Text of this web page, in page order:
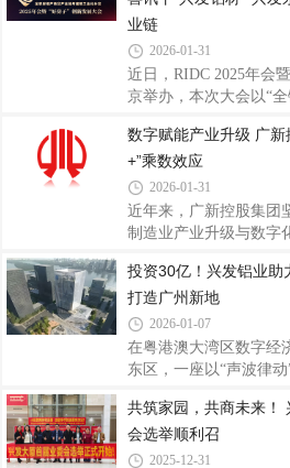
筑牢管理根基、凝聚发
度融入国民经济的各个
航天不可或缺的基础原
多功能性。然而，这种
质金属存在的，其生产
属：铝的诞生三部曲纯
为铝土矿的沉积岩。自
来，全球铝土矿资源主
业链
2026-01-31
近日，RIDC 2025年会
京举办，本次大会以“全
正式发布，“兴发铝材”
中国房地产产业链战略
强榜首，“兴发系统”以
国房地产产业链战略诚
牌”十强榜首。双重登
彰显！本次评选由全联
究迭代，秉持“客观、公
数字赋能产业升级 广新
+”乘数效应
2026-01-31
近年来，广新控股集团
制造业产业升级与数字
联网创新与服务平台与
在企业层面建立多个数
字化水平。2025年12月
行业全流程数字化智能
信息安全发展研究中心
东兴发铝业有限公司（
享制造模式落地，推动
投资30亿！兴发铝业助
打造广州新地
2026-01-07
在粤港澳大湾区数字
东区，一座以“声波律
音乐全球总部大楼，不
地，更将成为珠江天际
三季度正式交付使用，
共筑家园，共商未来！
会选举顺利召
2025-12-31